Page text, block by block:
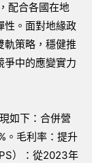
配合各國在地
性。面對地緣政
軌策略，穩健推
爭中的應變實力
如下：合併營
。毛利率：提升
）：從2023年